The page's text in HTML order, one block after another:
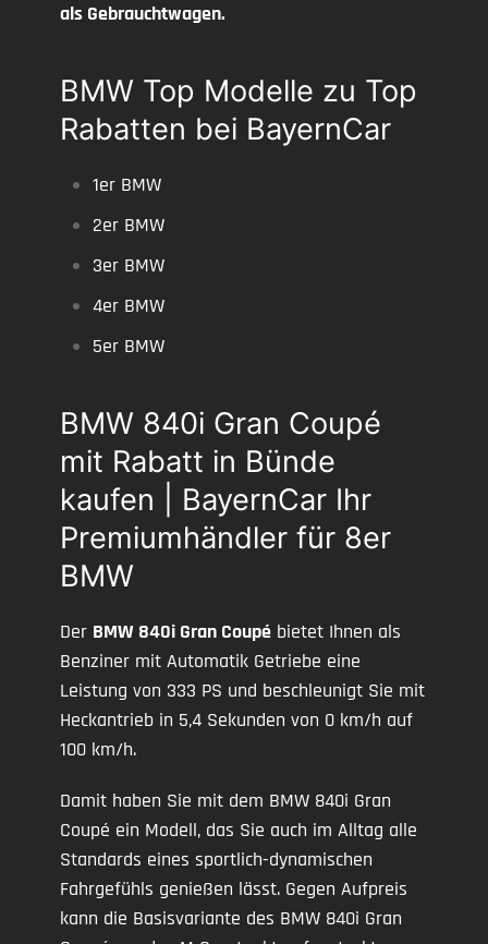
als Gebrauchtwagen.
BMW Top Modelle zu Top
Rabatten bei BayernCar
1er BMW
2er BMW
3er BMW
4er BMW
5er BMW
BMW 840i Gran Coupé
mit Rabatt in Bünde
kaufen | BayernCar Ihr
Premiumhändler für 8er
BMW
Der BMW 840i Gran Coupé bietet Ihnen als
Benziner mit Automatik Getriebe eine
Leistung von 333 PS und beschleunigt Sie mit
Heckantrieb in 5,4 Sekunden von 0 km/h auf
100 km/h.
Damit haben Sie mit dem BMW 840i Gran
Coupé ein Modell, das Sie auch im Alltag alle
Standards eines sportlich-dynamischen
Fahrgefühls genießen lässt. Gegen Aufpreis
kann die Basisvariante des BMW 840i Gran